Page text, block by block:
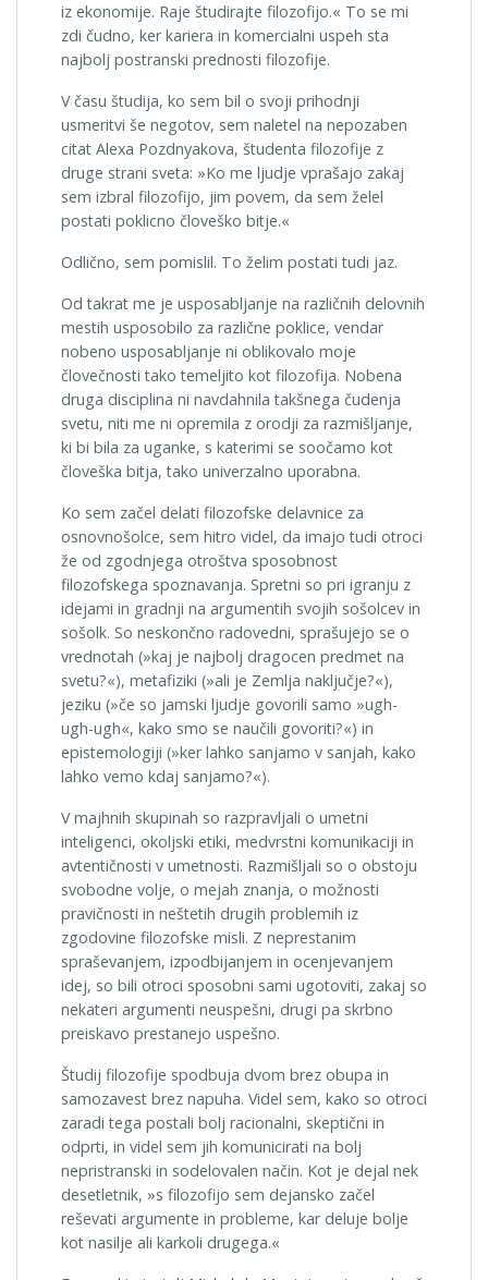
iz ekonomije. Raje študirajte filozofijo.« To se mi
zdi čudno, ker kariera in komercialni uspeh sta
najbolj postranski prednosti filozofije.
V času študija, ko sem bil o svoji prihodnji
usmeritvi še negotov, sem naletel na nepozaben
citat Alexa Pozdnyakova, študenta filozofije z
druge strani sveta: »Ko me ljudje vprašajo zakaj
sem izbral filozofijo, jim povem, da sem želel
postati poklicno človeško bitje.«
Odlično, sem pomislil. To želim postati tudi jaz.
Od takrat me je usposabljanje na različnih delovnih
mestih usposobilo za različne poklice, vendar
nobeno usposabljanje ni oblikovalo moje
človečnosti tako temeljito kot filozofija. Nobena
druga disciplina ni navdahnila takšnega čudenja
svetu, niti me ni opremila z orodji za razmišljanje,
ki bi bila za uganke, s katerimi se soočamo kot
človeška bitja, tako univerzalno uporabna.
Ko sem začel delati filozofske delavnice za
osnovnošolce, sem hitro videl, da imajo tudi otroci
že od zgodnjega otroštva sposobnost
filozofskega spoznavanja. Spretni so pri igranju z
idejami in gradnji na argumentih svojih sošolcev in
sošolk. So neskončno radovedni, sprašujejo se o
vrednotah (»kaj je najbolj dragocen predmet na
svetu?«), metafiziki (»ali je Zemlja naključje?«),
jeziku (»če so jamski ljudje govorili samo »ugh-
ugh-ugh«, kako smo se naučili govoriti?«) in
epistemologiji (»ker lahko sanjamo v sanjah, kako
lahko vemo kdaj sanjamo?«).
V majhnih skupinah so razpravljali o umetni
inteligenci, okoljski etiki, medvrstni komunikaciji in
avtentičnosti v umetnosti. Razmišljali so o obstoju
svobodne volje, o mejah znanja, o možnosti
pravičnosti in neštetih drugih problemih iz
zgodovine filozofske misli. Z neprestanim
spraševanjem, izpodbijanjem in ocenjevanjem
idej, so bili otroci sposobni sami ugotoviti, zakaj so
nekateri argumenti neuspešni, drugi pa skrbno
preiskavo prestanejo uspešno.
Študij filozofije spodbuja dvom brez obupa in
samozavest brez napuha. Videl sem, kako so otroci
zaradi tega postali bolj racionalni, skeptični in
odprti, in videl sem jih komunicirati na bolj
nepristranski in sodelovalen način. Kot je dejal nek
desetletnik, »s filozofijo sem dejansko začel
reševati argumente in probleme, kar deluje bolje
kot nasilje ali karkoli drugega.«